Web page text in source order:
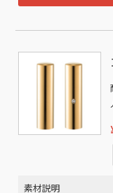
素材説明